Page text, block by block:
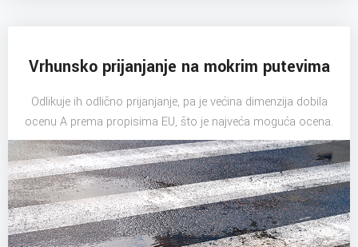
Vrhunsko prijanjanje na mokrim putevima
Odlikuje ih odlično prijanjanje, pa je većina dimenzija dobila
ocenu A prema propisima EU, što je najveća moguća ocena.